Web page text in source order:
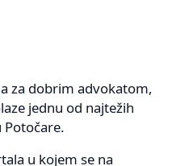
za dobrim advokatom,
jednu od najtežih
Potočare.
u kojem se na